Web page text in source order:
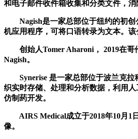
和电子邮件收件箱收集和分类文件，
Nagish是一家总部位于纽约的初创
机应用程序，可将口语转录为文本。
创始人Tomer Aharoni， 2019在哥
Nagish。
Synerise 是一家总部位于波兰克拉
织实时存储、处理和分析数据，利用
仿制药开发。
AIRS Medical成立于2018年10月1
像。